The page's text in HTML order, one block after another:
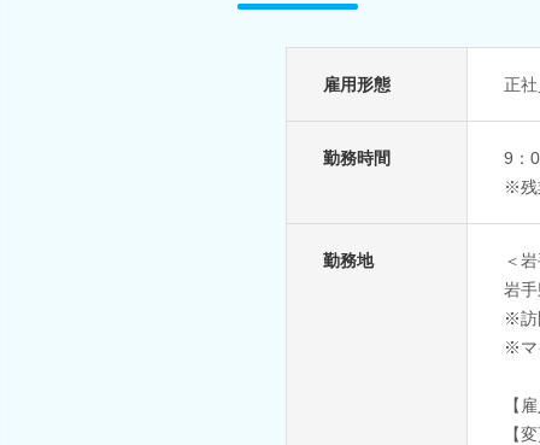
雇用形態 正
勤務時間
9：
※残
勤務地
＜
岩
※訪
※マ
【
【